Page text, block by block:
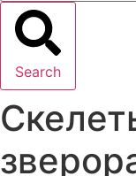
Search